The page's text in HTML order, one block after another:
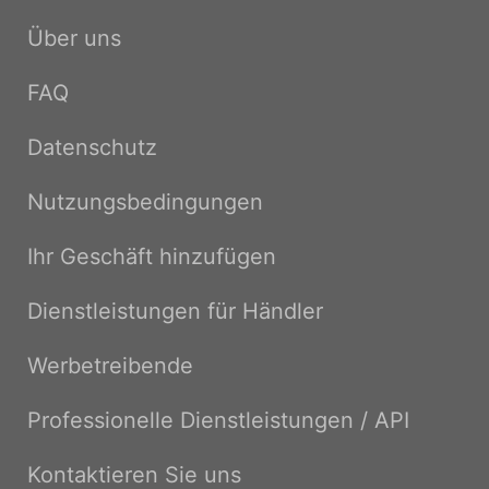
Über uns
FAQ
Datenschutz
Nutzungsbedingungen
Ihr Geschäft hinzufügen
Dienstleistungen für Händler
Werbetreibende
Professionelle Dienstleistungen / API
Kontaktieren Sie uns